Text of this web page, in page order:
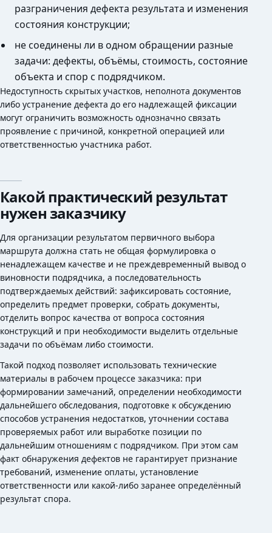
разграничения дефекта результата и изменения
состояния конструкции;
не соединены ли в одном обращении разные
задачи: дефекты, объёмы, стоимость, состояние
объекта и спор с подрядчиком.
Недоступность скрытых участков, неполнота документов
либо устранение дефекта до его надлежащей фиксации
могут ограничить возможность однозначно связать
проявление с причиной, конкретной операцией или
ответственностью участника работ.
Какой практический результат
нужен заказчику
Для организации результатом первичного выбора
маршрута должна стать не общая формулировка о
ненадлежащем качестве и не преждевременный вывод о
виновности подрядчика, а последовательность
подтверждаемых действий: зафиксировать состояние,
определить предмет проверки, собрать документы,
отделить вопрос качества от вопроса состояния
конструкций и при необходимости выделить отдельные
задачи по объёмам либо стоимости.
Такой подход позволяет использовать технические
материалы в рабочем процессе заказчика: при
формировании замечаний, определении необходимости
дальнейшего обследования, подготовке к обсуждению
способов устранения недостатков, уточнении состава
проверяемых работ или выработке позиции по
дальнейшим отношениям с подрядчиком. При этом сам
факт обнаружения дефектов не гарантирует признание
требований, изменение оплаты, установление
ответственности или какой-либо заранее определённый
результат спора.